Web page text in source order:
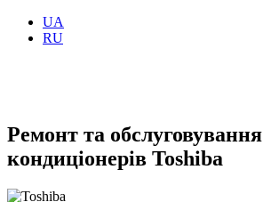
UA
RU
Ремонт та обслуговування
кондиціонерів Toshiba